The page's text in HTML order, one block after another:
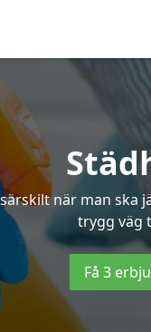
när man
trygg väg
Få 3